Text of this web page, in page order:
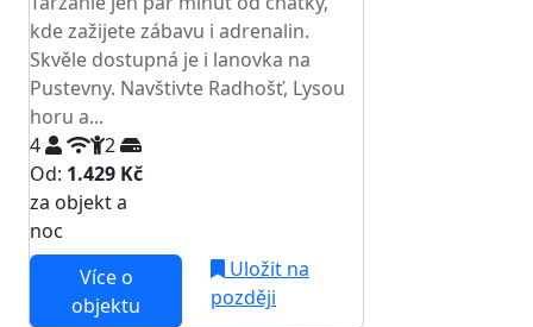
kde zažijete zábavu i adrenalin.
Skvěle dostupná je i lanovka na
Pustevny. Navštivte Radhošť, Lysou
horu a...
4
2
Od: 1.429 Kč
za objekt a
noc
Více o
objektu
Uložit na
později